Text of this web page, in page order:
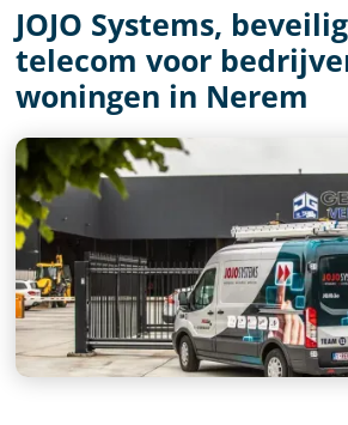
JOJO Systems,
telecom voor
woningen in Nerem